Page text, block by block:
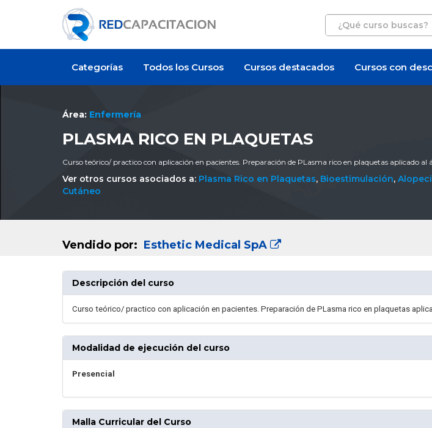
Categorías Todos los Cursos Cursos destacados Cursos con
Área: Enfermería
PLASMA RICO EN PLAQUETAS
Curso teórico/ practico con aplicación en pacientes. Preparación de PLasma rico en plaquetas aplicado al
Ver otros cursos asociados a: Plasma Rico en Plaquetas, Bioestimulación,
Cutáneo
Vendido por: Esthetic Medical SpA
Descripción del curso
Curso teórico/ practico con aplicación en pacientes. Preparación de PLasma rico en plaquetas
Modalidad de ejecución del curso
Presencial
Malla Curricular del Curso